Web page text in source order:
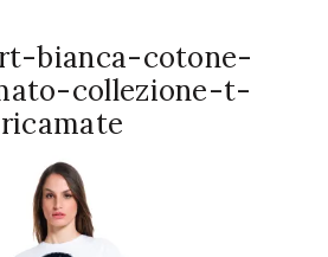
bianca-cotone-
collezione-t-